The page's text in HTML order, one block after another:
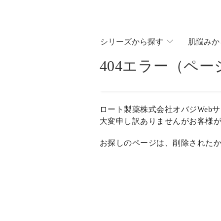
シリ ーズから探す 肌悩みか
404エラー（ペ
ロート製薬株式会社オバジWeb
大変申し訳ありませんがお客様
お探しのページは、削除された